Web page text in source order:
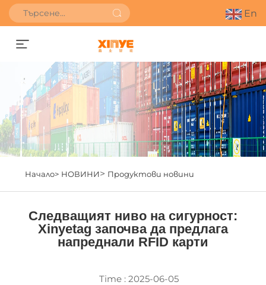
En
Получете оферта
Начало> НОВИНИ> Продуктови новини
Следващият ниво на сигурност:
Xinyetag започва да предлага
напреднали RFID карти
Time : 2025-06-05